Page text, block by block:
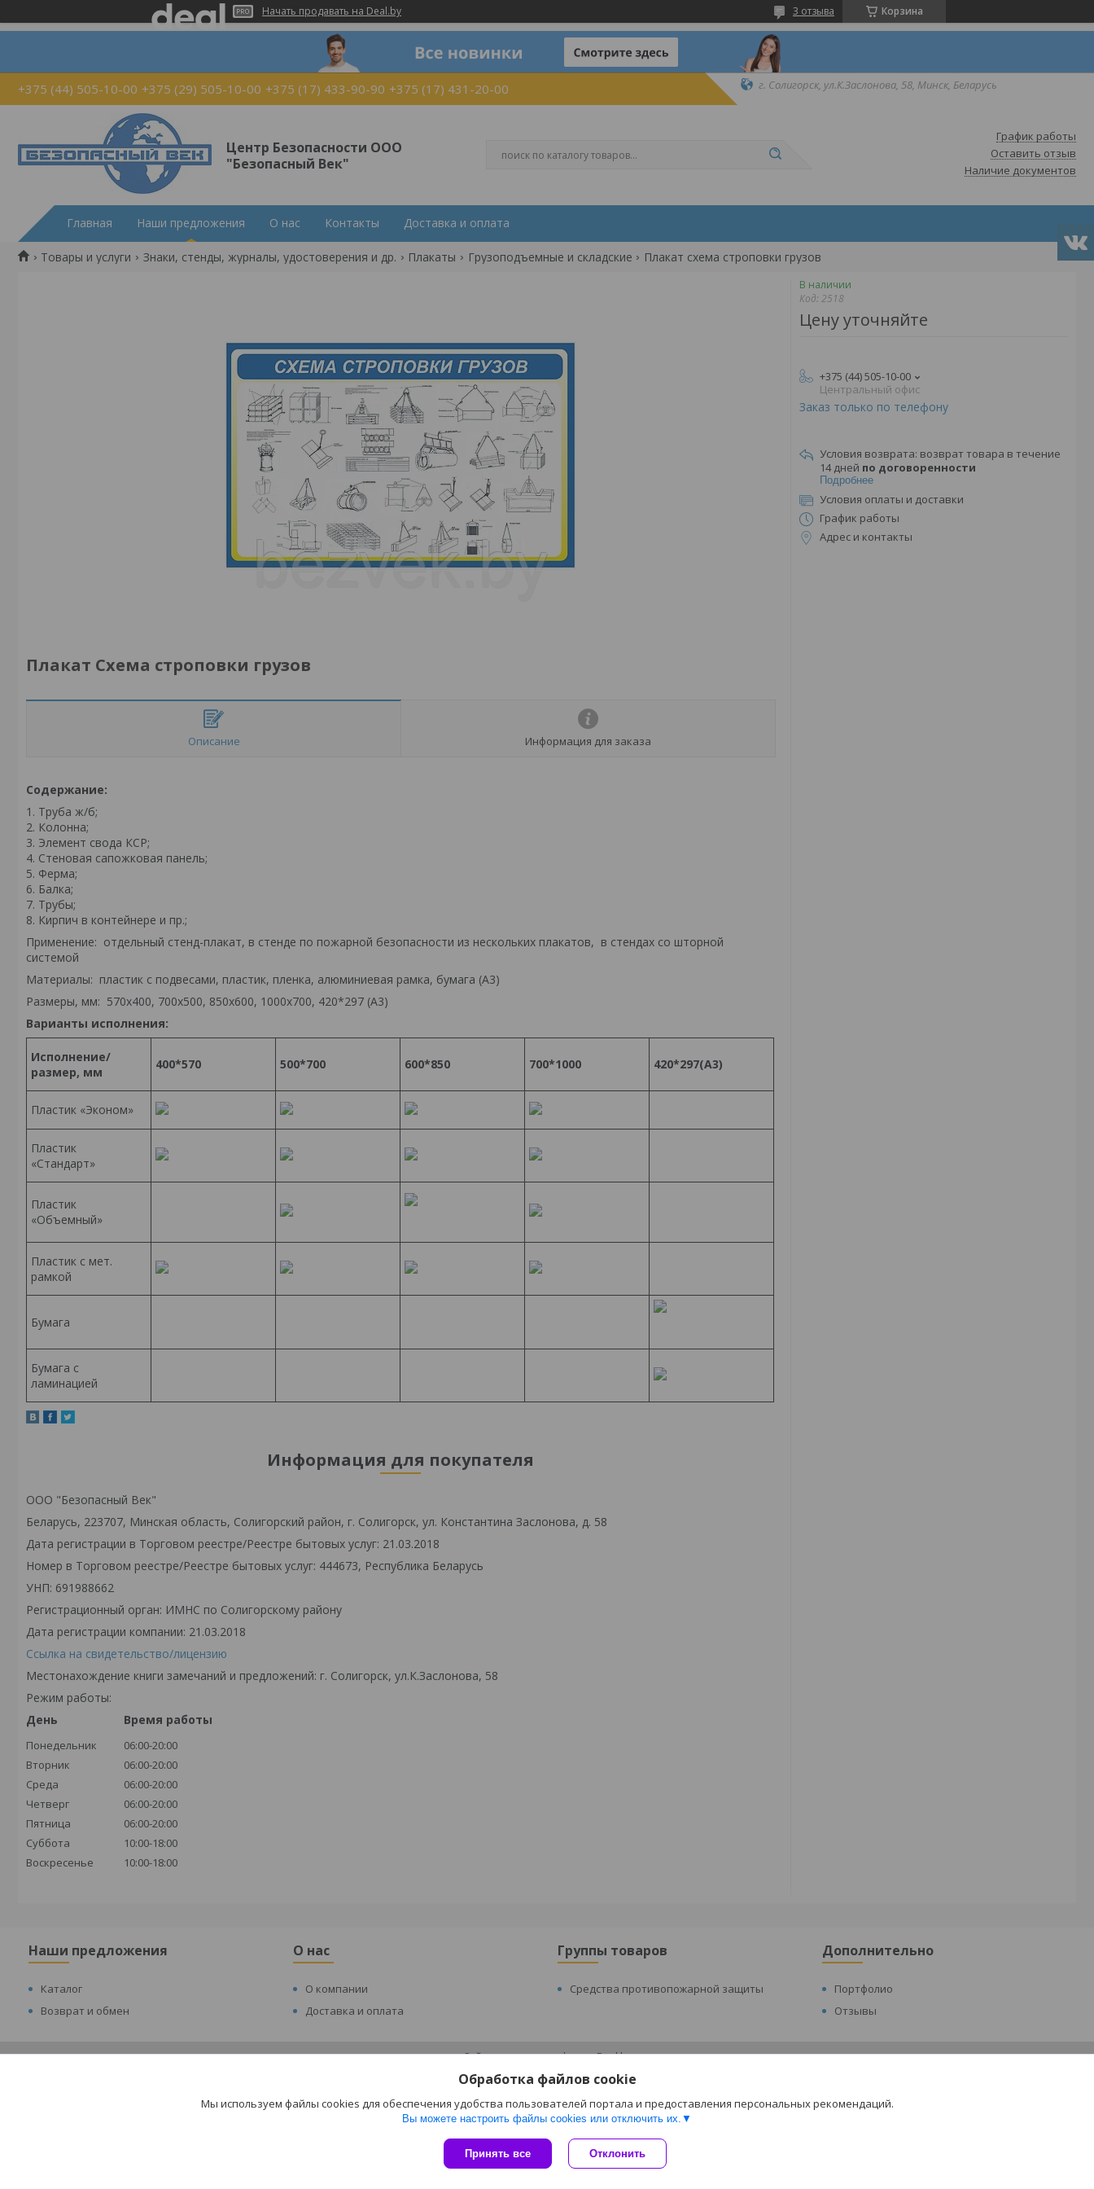
Начать продавать на Deal.by Корзина
3 отзыва
+375 (44) 505-10-00 +375 (29) 505-10-00 +375 (17) 433-90-90 +375 (17) 431-20-00 г. Солигорск, ул.К.Заслонова, 58, Минск, Беларусь
Центр Безопасности ООО
"Безопасный Век"
График работы
Оставить отзыв
Наличие документов
Главная Наши предложения О нас Контакты Доставка и оплата
Товары и услуги Знаки, стенды, журналы, удостоверения и др. Плакаты Грузоподъемные и складские Плакат схема строповки грузов
Плакат Схема строповки грузов
Описание Информация для заказа
Содержание:
1. Труба ж/б;
2. Колонна;
3. Элемент свода КСР;
4. Стеновая сапожковая панель;
5. Ферма;
6. Балка;
7. Трубы;
8. Кирпич в контейнере и пр.;
Применение: отдельный стенд-плакат, в стенде по пожарной безопасности из нескольких плакатов, в стендах со шторной
системой
Материалы: пластик с подвесами, пластик, пленка, алюминиевая рамка, бумага (А3)
Размеры, мм: 570х400, 700х500, 850х600, 1000х700, 420*297 (А3)
Варианты исполнения:
Исполнение/
размер, мм
400*570 500*700 600*850 700*1000 420*297(А3)
Пластик «Эконом»
Пластик
«Стандарт»
Пластик
«Объемный»
Пластик с мет.
рамкой
Бумага
Бумага с
ламинацией
Информация для покупателя
ООО "Безопасный Век"
Беларусь, 223707, Минская область, Солигорский район, г. Солигорск, ул. Константина Заслонова, д. 58
Дата регистрации в Торговом реестре/Реестре бытовых услуг: 21.03.2018
Номер в Торговом реестре/Реестре бытовых услуг: 444673, Республика Беларусь
УНП: 691988662
Регистрационный орган: ИМНС по Солигорскому району
Дата регистрации компании: 21.03.2018
Ссылка на свидетельство/лицензию
Местонахождение книги замечаний и предложений: г. Солигорск, ул.К.Заслонова, 58
Режим работы:
День
Время работы
Понедельник
06:00-20:00
Вторник
06:00-20:00
Среда
06:00-20:00
Четверг
06:00-20:00
Пятница
06:00-20:00
Суббота
10:00-18:00
Воскресенье
10:00-18:00
В наличии
Код: 2518
Цену уточняйте
+375 (44) 505-10-00
Центральный офис
Заказ только по телефону
возврат товара в течение
14 дней по договоренности
Подробнее
Условия оплаты и доставки
График работы
Адрес и контакты
Наши предложения
Каталог
Возврат и обмен
О нас
О компании
Доставка и оплата
Группы товаров
Средства противопожарной защиты
Дополнительно
Портфолио
Отзывы
Сайт создан на платформе Deal.by
Политика обработки файлов cookies
Обработка файлов cookie
Мы используем файлы cookies для обеспечения удобства пользователей портала и предоставления персональных рекомендаций.
Вы можете настроить файлы cookies или отключить их.
Принять все Отклонить
Центр Безопасности и Испытаний ООО "Безопасный Век" |Пожаловаться на контент
Select Language▼